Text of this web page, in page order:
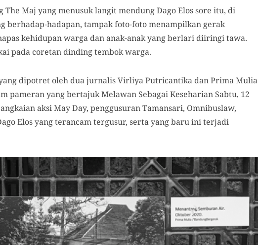
The Maj yang menusuk langit mendung Dago Elos sore itu, di
berhadap-hadapan, tampak foto-foto menampilkan gerak
kehidupan warga dan anak-anak yang berlari diiringi tawa.
pada coretan dinding tembok warga.
dipotret oleh dua jurnalis Virliya Putricantika dan Prima Mulia
pameran yang bertajuk Melawan Sebagai Keseharian Sabtu, 12
aksi May Day, penggusuran Tamansari, Omnibuslaw,
Elos yang terancam tergusur, serta yang baru ini terjadi